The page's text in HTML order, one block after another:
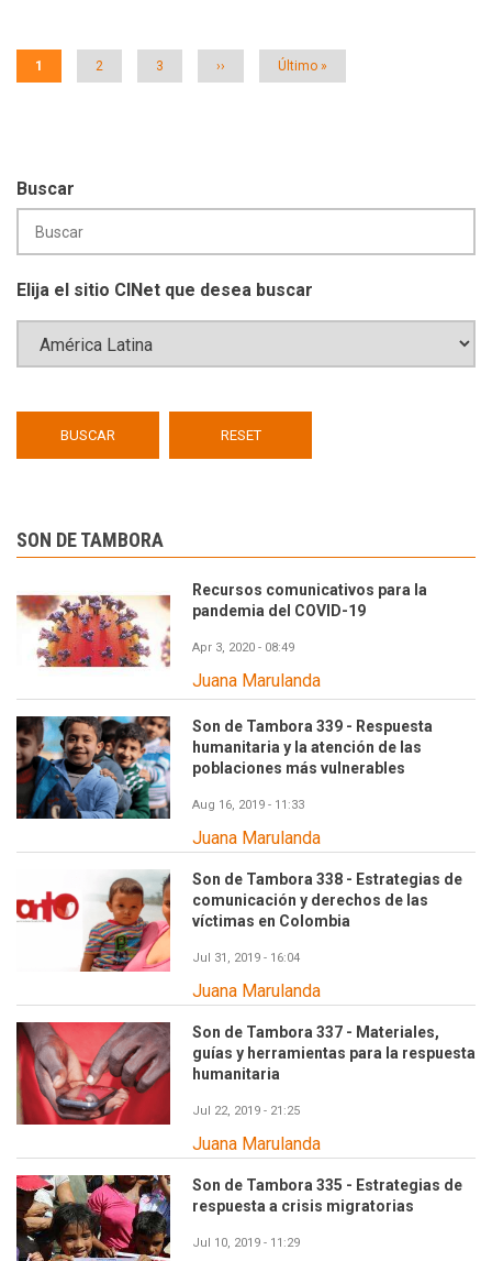
Página
actual
1 Página
2 Página
3
Siguiente
página
››
Última
página
Último »
Buscar
Elija el sitio CINet que desea buscar
SON DE TAMBORA
Recursos comunicativos para la
pandemia del COVID-19
Apr 3, 2020 - 08:49
Juana Marulanda
Son de Tambora 339 - Respuesta
humanitaria y la atención de las
poblaciones más vulnerables
Aug 16, 2019 - 11:33
Juana Marulanda
Son de Tambora 338 - Estrategias de
comunicación y derechos de las
víctimas en Colombia
Jul 31, 2019 - 16:04
Juana Marulanda
Son de Tambora 337 - Materiales,
guías y herramientas para la respuesta
humanitaria
Jul 22, 2019 - 21:25
Juana Marulanda
Son de Tambora 335 - Estrategias de
respuesta a crisis migratorias
Jul 10, 2019 - 11:29